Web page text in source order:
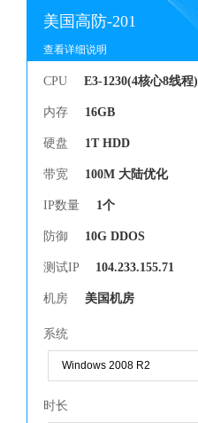
美国高防-201
查看详细说明
CPU E3-1230(4核心8线程)
内存 16GB
硬盘 1T HDD
带宽 100M 大陆优化
IP数量 1个
防御 10G DDOS
测试IP 104.233.155.71
机房 美国机房
系统
时长